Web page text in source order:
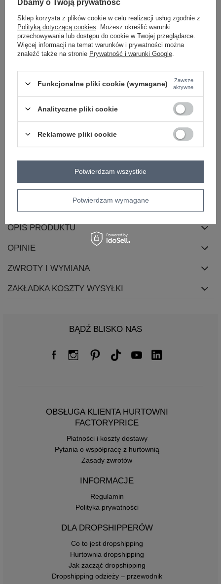
ZALOGUJ SIĘ I ZOBACZ CENĘ
Masz pytanie? Chętnie pomożemy.
Zadzwoń+48 601 547 740 Zadaj pytanie
Kod produktu
EM-SK-614.17X
EX MODA
wzór
dominujący
gładki
długi rękaw
codzienne
typ produktu
sukienka codzienna sukienka dresowa
OPIS PRODUKTU
OPINIE
ZWROTY I WYMIANA
ZAKŁADKA KOSZTY WYSYŁKI
BĄDŹ BLISKO NAS
OBSŁUGA KLIENTA HURTOWNI
FACTORYPRICE
Płatności i koszty dostawy
Pytania o współpracę z hurtownią
Zasady zwrotów
INFORMACJE
Regulamin
Polityka prywatności
DLA DROPSHIPPERÓW
Co to jest dropshipping
Hurtownia dropshipping
Jak zacząć dropshipping
Dropshipping odzieży – przewodnik
Dbamy o Twoją prywatność
Sklep korzysta z plików cookie w celu realizacji usług zgodnie z
Polityką dotyczącą cookies . Możesz określić warunki
przechowywania lub dostępu do cookie w Twojej przeglądarce.
Więcej informacji na temat warunków i prywatności można
znaleźć także na stronie Prywatność i warunki Google
Funkcjonalne pliki cookie (wymagane)
Zawsze
aktywne
Analityczne pliki cookie
Reklamowe pliki cookie
Potwierdzam wymagane
Potwierdzam wszystkie